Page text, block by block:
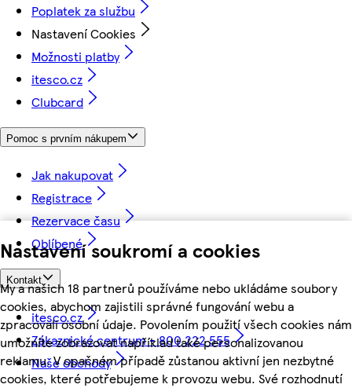
Nastavení soukromí a cookies
My a našich 18 partnerů používáme nebo ukládáme soubory
cookies, abychom zajistili správné fungování webu a
zpracovali osobní údaje. Povolením použití všech cookies nám
umožníte zobrazovat například také personalizovanou
reklamu. V opačném případě zůstanou aktivní jen nezbytné
cookies, které potřebujeme k provozu webu. Své rozhodnutí
Poplatek za službu
Nastavení Cookies
Možnosti platby
itesco.cz
Clubcard
Pomoc s prvním nákupem
Jak nakupovat
Registrace
Rezervace času
Oblíbené
Kontakt
itesco.cz
Zákaznické centrum - 800 222 555
Naše obchody